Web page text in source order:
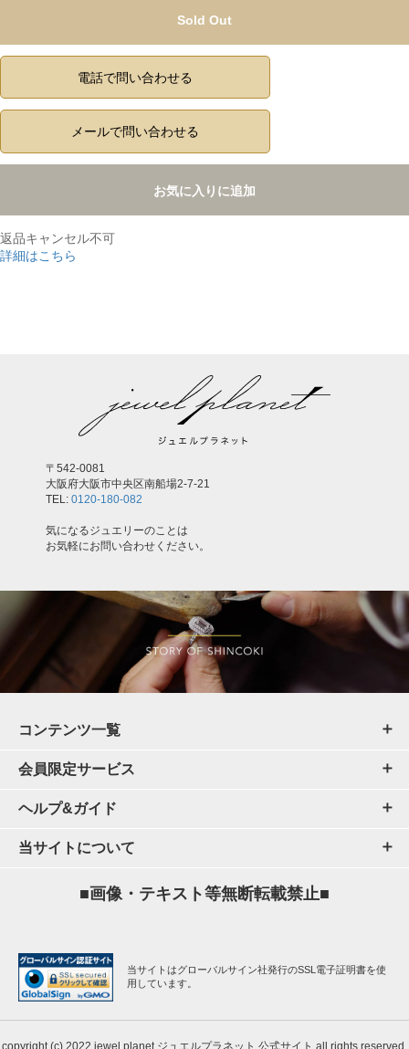
Sold Out
電話で問い合わせる
メールで問い合わせる
お気に入りに追加
返品キャンセル不可
詳細はこちら
〒542-0081
大阪府大阪市中央区南船場2-7-21
TEL: 0120-180-082
気になるジュエリーのことは
お気軽にお問い合わせください。
コンテンツ一覧
会員限定サービス
ヘルプ&ガイド
当サイトについて
■画像・テキスト等無断転載禁止■
当サイトはグローバルサイン社発行のSSL電子証明書を使
用しています。
copyright (c) 2022 jewel planet ジュエルプラネット 公式サイト all rights reserved.